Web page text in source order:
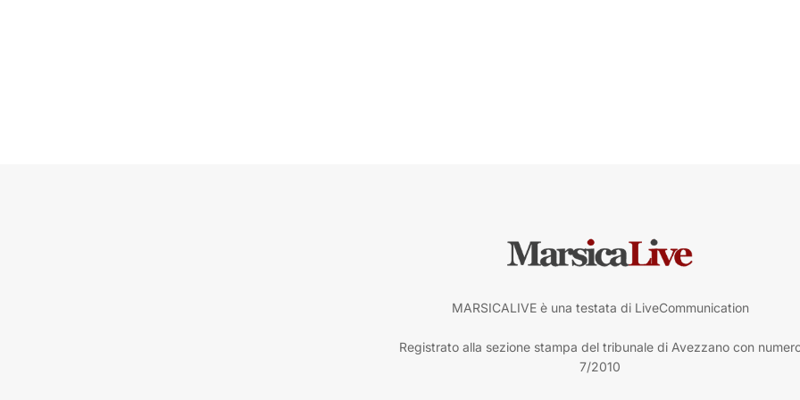
MARSICALIVE è una testata di LiveCommunication
Registrato alla sezione stampa del tribunale di Avezzano con
7/2010